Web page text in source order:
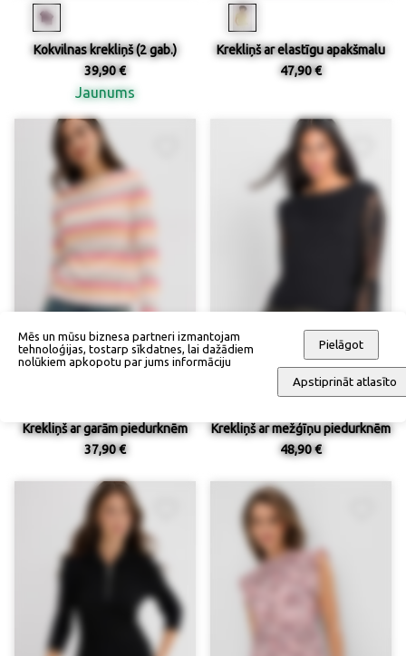
Kokvilnas krekliņš (2 gab.)
39,90 €
Jaunums
Krekliņš ar elastīgu apakšmalu
47,90 €
Krekliņš ar garām piedurknēm
37,90 €
Krekliņš ar mežģīņu piedurknēm
48,90 €
Mēs un mūsu biznesa partneri izmantojam
tehnoloģijas, tostarp sīkdatnes, lai dažādiem
nolūkiem apkopotu par jums informāciju
Pielāgot
Apstiprināt atlasīto